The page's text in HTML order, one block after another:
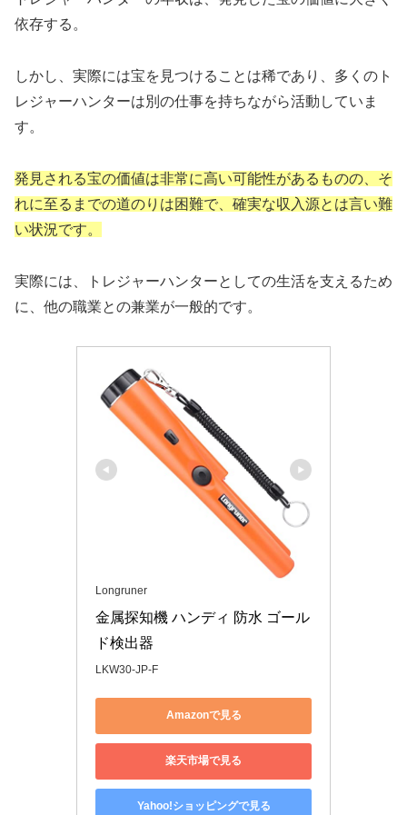
依存する。
しかし、実際には宝を見つけることは稀であり、多くのト
レジャーハンターは別の仕事を持ちながら活動していま
す。
発見される宝の価値は非常に高い可能性があるものの、そ
れに至るまでの道のりは困難で、確実な収入源とは言い難
い状況です。
実際には、トレジャーハンターとしての生活を支えるため
に、他の職業との兼業が一般的です。
Longruner
金属探知機 ハンディ 防水 ゴール
ド検出器
LKW30-JP-F
Amazonで見る
楽天市場で見る
Yahoo!ショッピングで見る